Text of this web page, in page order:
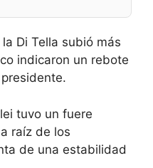
Di Tella subió más
indicaron un rebote
tuvo un fuere
raíz de los
de una estabilidad